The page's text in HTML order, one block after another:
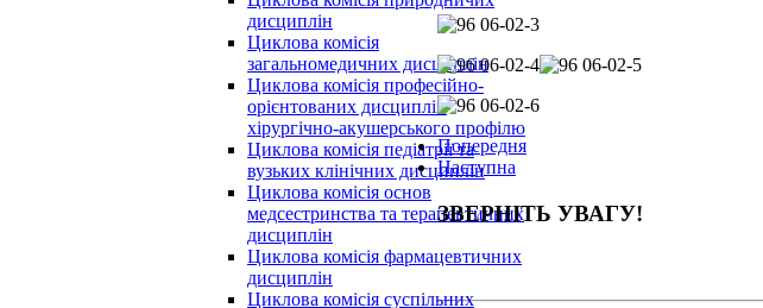
дисциплін
Циклова комісія
загальномедичних дисциплін
Циклова комісія професійно-
орієнтованих дисциплін
хірургічно-акушерського профілю
Циклова комісія педіатрії та
вузьких клінічних дисциплін
Циклова комісія основ
медсестринства та терапевтичних
дисциплін
Циклова комісія фармацевтичних
дисциплін
Циклова комісія суспільних
Попередня
Наступна
ЗВЕРНІТЬ УВАГУ!